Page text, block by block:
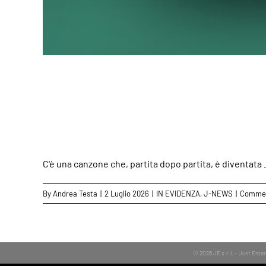
C'è una canzone che, partita dopo partita, è diventata ...
ByAndrea Testa | 2 Luglio 2026 | IN EVIDENZA,J-NEWS |
© 2026 JE s.r.l. – Just